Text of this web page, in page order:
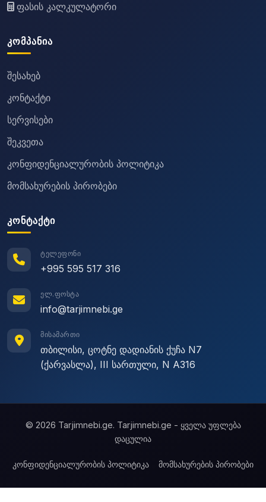
ფასის კალკულატორი
ᲙᲝᲛᲞᲐᲜᲘᲐ
შესახებ
კონტაქტი
სერვისები
შეკვეთა
კონფიდენციალურობის პოლიტიკა
მომსახურების პირობები
ᲙᲝᲜᲢᲐᲥᲢᲘ
ᲢᲔᲚᲔᲤᲝᲜᲘ
+995 595 517 316
ᲔᲚ.ᲤᲝᲡᲢᲐ
info@tarjimnebi.ge
ᲛᲘᲡᲐᲛᲐᲠᲗᲘ
თბილისი, ცოტნე დადიანის ქუჩა N7
(ქარვასლა), III სართული, N A316
© 2026 Tarjimnebi.ge. Tarjimnebi.ge - ყველა უფლება
დაცულია
კონფიდენციალურობის პოლიტიკა მომსახურების პირობები